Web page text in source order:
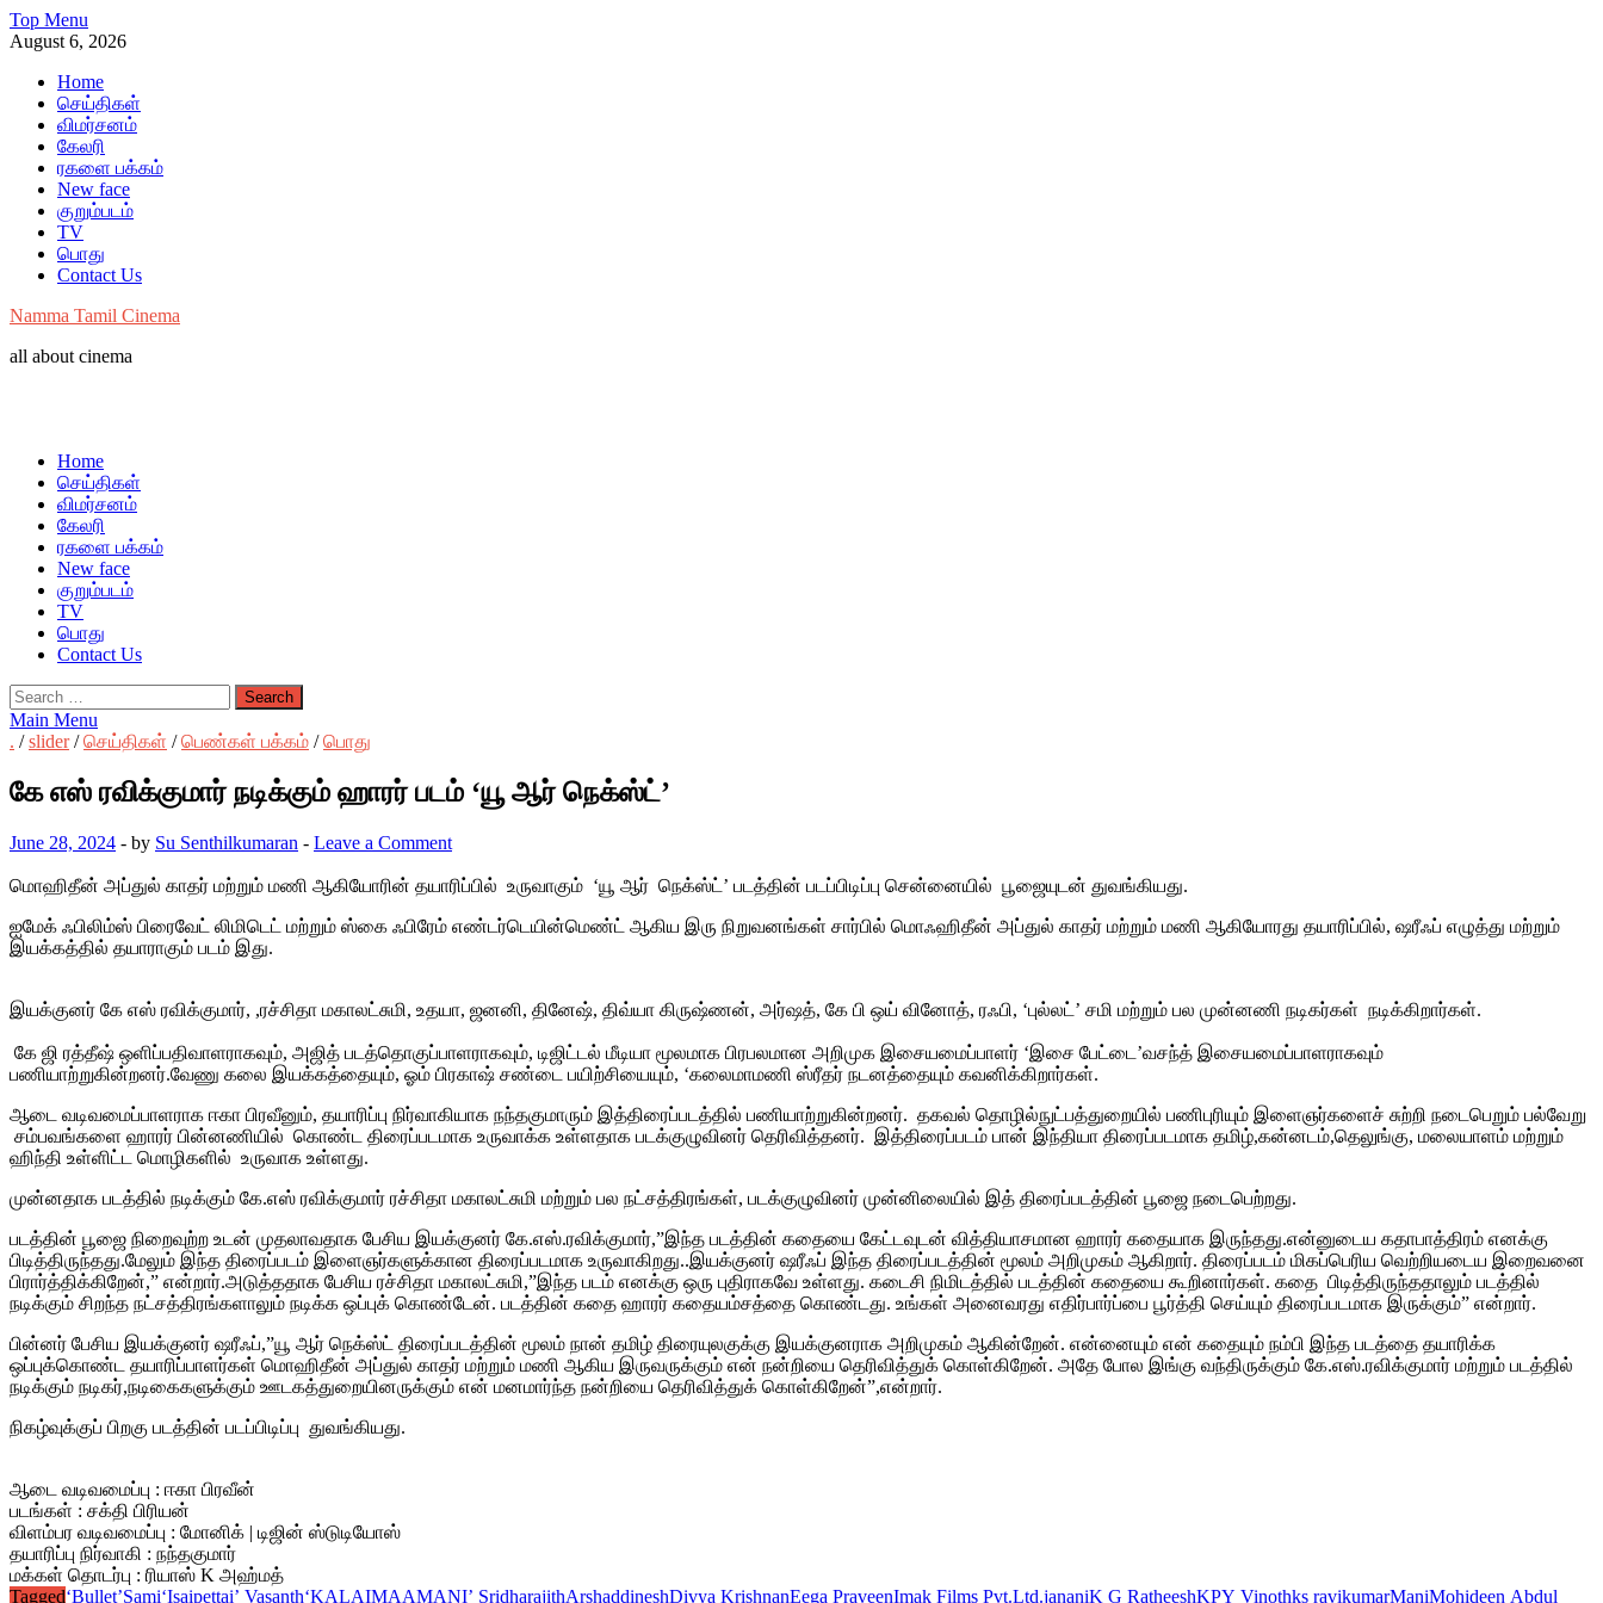
Skip
to
Top Menu
August 6, 2026
Home
செய்திகள்
விமர்சனம்
கேலரி
ரகளை பக்கம்
New face
குறும்படம்
TV
பொது
Contact Us
Namma Tamil Cinema
all about cinema
Home
செய்திகள்
விமர்சனம்
கேலரி
ரகளை பக்கம்
New face
குறும்படம்
TV
பொது
Contact Us
Search
for:
Main Menu
. /slider/செய்திகள் /பெண்கள் பக்கம் /பொது
கே எஸ் ரவிக்குமார் நடிக்கும் ஹாரர் படம் ‘யூ ஆர் நெக்ஸ்ட்’
June 28, 2024 - by Su Senthilkumaran - Leave a Comment
மொஹிதீன் அப்துல் காதர் மற்றும் மணி ஆகியோரின் தயாரிப்பில் உருவாகும் ‘யூ ஆர் நெக்ஸ்ட்’ படத்தின் படப்பிடிப்பு சென்னையில் பூஜையுடன் துவங்கியது.
ஐமேக் ஃபிலிம்ஸ் பிரைவேட் லிமிடெட் மற்றும் ஸ்கை ஃபிரேம் எண்டர்டெயின்மெண்ட் ஆகிய இரு நிறுவனங்கள் சார்பில் மொஃஹிதீன் அப்துல் காதர் மற்றும் மணி ஆகியோரது தயாரிப்பில், ஷரீஃப் எழுத்து மற்றும்
இயக்கத்தில் தயாராகும் படம் இது.
இயக்குனர் கே எஸ் ரவிக்குமார், ,ரச்சிதா மகாலட்சுமி, உதயா, ஜனனி, தினேஷ், திவ்யா கிருஷ்ணன், அர்ஷத், கே பி ஒய் வினோத், ரஃபி, ‘புல்லட்’ சமி மற்றும் பல முன்னணி நடிகர்கள் நடிக்கிறார்கள்.
கே ஜி ரத்தீஷ் ஒளிப்பதிவாளராகவும், அஜித் படத்தொகுப்பாளராகவும், டிஜிட்டல் மீடியா மூலமாக பிரபலமான அறிமுக இசையமைப்பாளர் ‘இசை பேட்டை’வசந்த் இசையமைப்பாளராகவும்
பணியாற்றுகின்றனர்.வேணு கலை இயக்கத்தையும், ஓம் பிரகாஷ் சண்டை பயிற்சியையும், ‘கலைமாமணி ஸ்ரீதர் நடனத்தையும் கவனிக்கிறார்கள்.
ஆடை வடிவமைப்பாளராக ஈகா பிரவீனும், தயாரிப்பு நிர்வாகியாக நந்தகுமாரும் இத்திரைப்படத்தில் பணியாற்றுகின்றனர். தகவல் தொழில்நுட்பத்துறையில் பணிபுரியும் இளைஞர்களைச் சுற்றி நடைபெறும் பல்வேறு
சம்பவங்களை ஹாரர் பின்னணியில் கொண்ட திரைப்படமாக உருவாக்க உள்ளதாக படக்குழுவினர் தெரிவித்தனர். இத்திரைப்படம் பான் இந்தியா திரைப்படமாக தமிழ்,கன்னடம்,தெலுங்கு, மலையாளம் மற்றும்
ஹிந்தி உள்ளிட்ட மொழிகளில் உருவாக உள்ளது.
முன்னதாக படத்தில் நடிக்கும் கே.எஸ் ரவிக்குமார் ரச்சிதா மகாலட்சுமி மற்றும் பல நட்சத்திரங்கள், படக்குழுவினர் முன்னிலையில் இத் திரைப்படத்தின் பூஜை நடைபெற்றது.
படத்தின் பூஜை நிறைவுற்ற உடன் முதலாவதாக பேசிய இயக்குனர் கே.எஸ்.ரவிக்குமார்,”இந்த படத்தின் கதையை கேட்டவுடன் வித்தியாசமான ஹாரர் கதையாக இருந்தது.என்னுடைய கதாபாத்திரம் எனக்கு
பிடித்திருந்தது.மேலும் இந்த திரைப்படம் இளைஞர்களுக்கான திரைப்படமாக உருவாகிறது..இயக்குனர் ஷரீஃப் இந்த திரைப்படத்தின் மூலம் அறிமுகம் ஆகிறார். திரைப்படம் மிகப்பெரிய வெற்றியடைய இறைவனை
பிரார்த்திக்கிறேன்,” என்றார்.அடுத்ததாக பேசிய ரச்சிதா மகாலட்சுமி,”இந்த படம் எனக்கு ஒரு புதிராகவே உள்ளது. கடைசி நிமிடத்தில் படத்தின் கதையை கூறினார்கள். கதை பிடித்திருந்ததாலும் படத்தில்
நடிக்கும் சிறந்த நட்சத்திரங்களாலும் நடிக்க ஒப்புக் கொண்டேன். படத்தின் கதை ஹாரர் கதையம்சத்தை கொண்டது. உங்கள் அனைவரது எதிர்பார்ப்பை பூர்த்தி செய்யும் திரைப்படமாக இருக்கும்” என்றார்.
பின்னர் பேசிய இயக்குனர் ஷரீஃப்,”யூ ஆர் நெக்ஸ்ட் திரைப்படத்தின் மூலம் நான் தமிழ் திரையுலகுக்கு இயக்குனராக அறிமுகம் ஆகின்றேன். என்னையும் என் கதையும் நம்பி இந்த படத்தை தயாரிக்க
ஒப்புக்கொண்ட தயாரிப்பாளர்கள் மொஹிதீன் அப்துல் காதர் மற்றும் மணி ஆகிய இருவருக்கும் என் நன்றியை தெரிவித்துக் கொள்கிறேன். அதே போல இங்கு வந்திருக்கும் கே.எஸ்.ரவிக்குமார் மற்றும் படத்தில்
நடிக்கும் நடிகர்,நடிகைகளுக்கும் ஊடகத்துறையினருக்கும் என் மனமார்ந்த நன்றியை தெரிவித்துக் கொள்கிறேன்”,என்றார்.
நிகழ்வுக்குப் பிறகு படத்தின் படப்பிடிப்பு துவங்கியது.
ஆடை வடிவமைப்பு : ஈகா பிரவீன்
படங்கள் : சக்தி பிரியன்
விளம்பர வடிவமைப்பு : மோனிக் | டிஜின் ஸ்டுடியோஸ்
தயாரிப்பு நிர்வாகி : நந்தகுமார்
மக்கள் தொடர்பு : ரியாஸ் K அஹ்மத்
Tagged‘Bullet’Sami‘Isaipettai’ Vasanth‘KALAIMAAMANI’ SridharajithArshaddineshDivya KrishnanEega PraveenImak Films Pvt.Ltd.jananiK G RatheeshKPY Vinothks ravikumarManiMohideen Abdul